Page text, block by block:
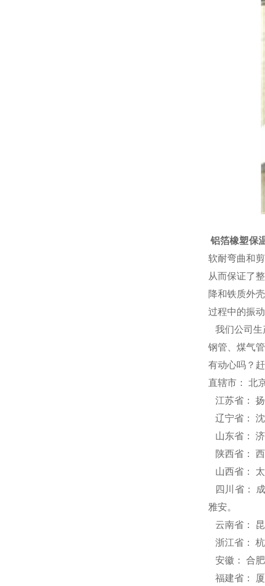
铝箔橡塑保
软耐弯曲和
从而保证了
降和铁质外
过程中的振
我们公司生
钢管、煤气
有动心吗？
直辖市： 北
江苏省：
辽宁省：
山东省：
陕西省：
山西省：
四川省：
雅安。
云南省：
浙江省：
安徽： 合
福建省：